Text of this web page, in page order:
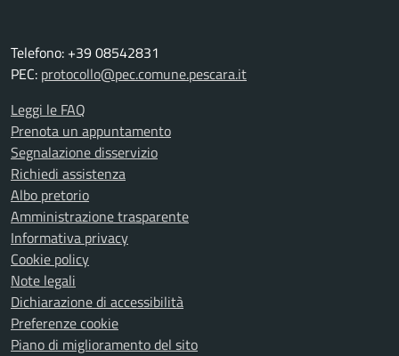
Telefono: +39 08542831
PEC: protocollo@pec.comune.pescara.it
Leggi le FAQ
Prenota un appuntamento
Segnalazione disservizio
Richiedi assistenza
Albo pretorio
Amministrazione trasparente
Informativa privacy
Cookie policy
Note legali
Dichiarazione di accessibilità
Preferenze cookie
Piano di miglioramento del sito